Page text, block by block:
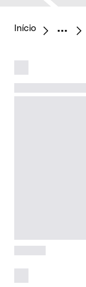
Início